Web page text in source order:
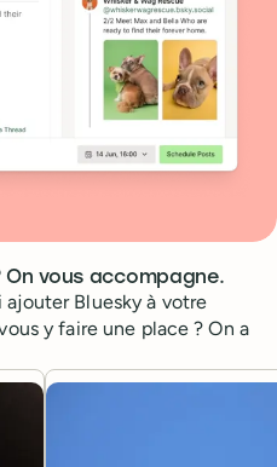
On vous accompagne.
ajouter Bluesky à votre
y faire une place ? On a